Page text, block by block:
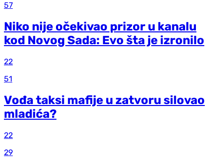
57
Niko nije očekivao prizor u kanalu
kod Novog Sada: Evo šta je izronilo
22
51
Vođa taksi mafije u zatvoru silovao
mladića?
22
29